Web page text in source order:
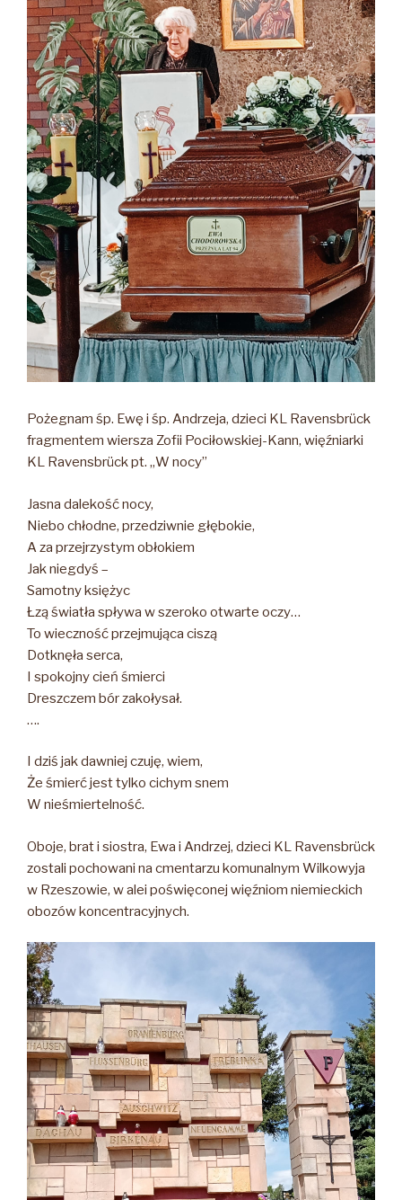
Pożegnam śp. Ewę i śp. Andrzeja, dzieci KL Ravensbrück
fragmentem wiersza Zofii Pociłowskiej-Kann, więźniarki
KL Ravensbrück pt. „W nocy”
Jasna dalekość nocy,
Niebo chłodne, przedziwnie głębokie,
A za przejrzystym obłokiem
Jak niegdyś –
Samotny księżyc
Łzą światła spływa w szeroko otwarte oczy…
To wieczność przejmująca ciszą
Dotknęła serca,
I spokojny cień śmierci
Dreszczem bór zakołysał.
….
I dziś jak dawniej czuję, wiem,
Że śmierć jest tylko cichym snem
W nieśmiertelność.
Oboje, brat i siostra, Ewa i Andrzej, dzieci KL Ravensbrück
zostali pochowani na cmentarzu komunalnym Wilkowyja
w Rzeszowie, w alei poświęconej więźniom niemieckich
obozów koncentracyjnych.